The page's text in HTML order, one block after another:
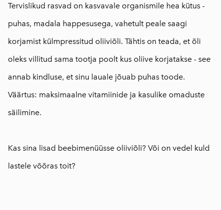
Tervislikud rasvad on kasvavale organismile hea kütus -
puhas, madala happesusega, vahetult peale saagi
korjamist külmpressitud oliiviõli. Tähtis on teada, et õli
oleks villitud sama tootja poolt kus oliive korjatakse - see
annab kindluse, et sinu lauale jõuab puhas toode.
Väärtus: maksimaalne vitamiinide ja kasulike omaduste
säilimine.
Kas sina lisad beebimenüüsse oliiviõli? Või on vedel kuld
lastele võõras toit?